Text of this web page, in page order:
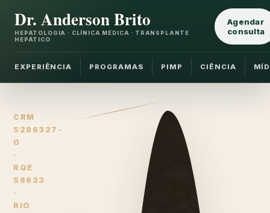
Dr. Anderson Brito
HEPATOLOGIA · CLÍNICA MÉDICA · TRANSPLANTE
HEPÁTICO
EXPERIÊNCIA PROGRAMAS PIMP CIÊNCIA
Agendar
consulta
CRM
5286327-
0
·
RQE
58633
·
RIO